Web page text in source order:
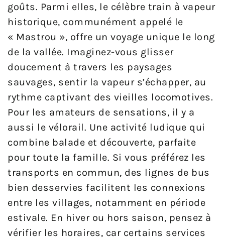
goûts. Parmi elles, le célèbre train à vapeur
historique, communément appelé le
« Mastrou », offre un voyage unique le long
de la vallée. Imaginez-vous glisser
doucement à travers les paysages
sauvages, sentir la vapeur s’échapper, au
rythme captivant des vieilles locomotives.
Pour les amateurs de sensations, il y a
aussi le vélorail. Une activité ludique qui
combine balade et découverte, parfaite
pour toute la famille. Si vous préférez les
transports en commun, des lignes de bus
bien desservies facilitent les connexions
entre les villages, notamment en période
estivale. En hiver ou hors saison, pensez à
vérifier les horaires, car certains services